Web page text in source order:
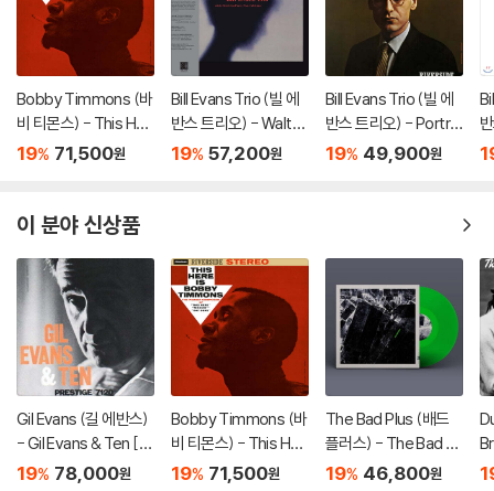
Bobby Timmons (바
비 티몬스) - This Her
e Is Bobby Timmon
19% 71,500원
Bill Evans Trio (빌 에
반스 트리오) - Waltz
For Debby [LP]
19% 57,200원
Bill Evans Trio (빌 에
반스 트리오) - Portrai
t In Jazz [LP]
19% 49,900원
이 분야 신상품
Gil Evans (길 에반스)
- Gil Evans & Ten [L
P]
19% 78,000원
Bobby Timmons (바
비 티몬스) - This Her
e Is Bobby Timmon
19% 71,500원
The Bad Plus (배드
플러스) - The Bad Pl
us [그린 컬러 LP]
19% 46,800원